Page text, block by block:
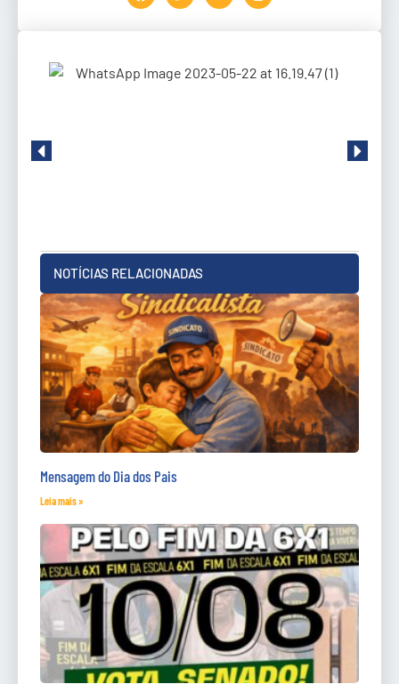
NOTÍCIAS RELACIONADAS
Mensagem do Dia dos Pais
Leia mais »